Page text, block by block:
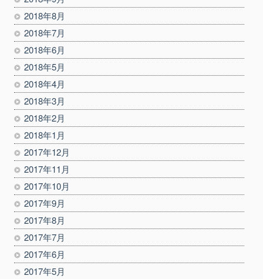
2018年8月
2018年7月
2018年6月
2018年5月
2018年4月
2018年3月
2018年2月
2018年1月
2017年12月
2017年11月
2017年10月
2017年9月
2017年8月
2017年7月
2017年6月
2017年5月